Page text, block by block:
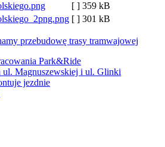
[ ] 359 kB
[ ] 301 kB
przebudowę trasy tramwajowej
Park&Ride
ul. Magnuszewskiej i ul. Glinki
jezdnie